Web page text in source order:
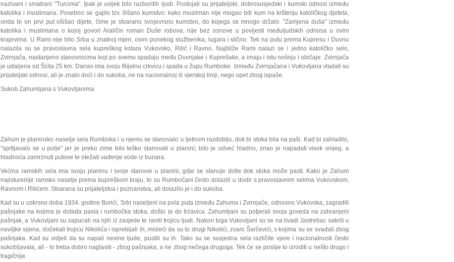
nazivani i smatrani "Turcima". Ipak je uvijek bilo razboritih ljudi. Postojali su prijateljski, dobrosusjedski i kumski odnosi između
katolika i muslimana. Posebno se gajilo tzv. šišano kumstvo: kako musliman nije mogao biti kum na krštenju katoličkog djeteta,
onda bi on prvi put ošišao dijete, čime je stvarano svojevrsno kumstvo, do kojega se mnogo držalo. "Zamjena duša" između
katolika i muslimana o kojoj govori Araličin roman Duše robova, nije bez osnove u povijesti među­ljudskih odnosa u ovim
krajevima. U Rami nije bilo Srba u znatnoj mjeri, osim ponekog službenika, lugara i slično. Tek na putu prema Kupresu i Duv­nu
nalazila su se pravoslavna sela kupreškog kotara Vukovsko, Rilić i Ravno. Najbliže Rami nalazi se i jedno katoličko selo,
Zvirnjača, nasta­njeno stanovnicima koji po svemu spadaju među Duvnjake i Kuprešake, a imaju i istu nošnju i običaje. Zvirnjača
je udaljena od Šćita 25 km. Danas ima svoju filijalnu crkvicu i spada u župu Rumboke. Između Zvirnjačana i Vukovljana vladali su
prijateljski odnosi, ali je znalo doći i do sukoba, ne na nacionalnoj ili vjerskoj liniji, nego opet zbog ispaše.
Sukob Zahumljana s Vukovljanima
Zahum je planinsko naselje sela Rumboka i u njemu se stanovalo u ljetnom razdoblju, dok bi stoka bila na paši. Kad bi zahladilo,
"sprtljavalo se u polje" jer je preko zime bilo teško stanovati u planini; bilo je odveć hladno, znao je napadati visok snijeg, a
hladnoća zamrznuti putove te otežati vađenje vode iz bunara.
Većina ramskih sela ima svoju planinu i svoje stanove u planini, gdje se stanuje dotle dok stoka može pasti. Kako je Zahum
najisturenije ramsko naselje prema kupreškom kraju, to su Rumbočani često dolazili u dodir s pravoslavnim selima Vukovskom,
Ravnom i Rilićem. Stvarana su prijateljstva i poznanstva, ali dolazilo je i do sukoba.
Kad su u uskrsno doba 1934. godine Borići, Srbi naseljeni na pola puta između Zahuma i Zvirnjače, odnosno Vukovska, zagradili
pašnjake na kojima je dotada pasla i rumbočka stoka, došlo je do trzavica. Zahumljani su potjerali svoja goveda na zabranjeni
pašnjak, a Vukovljani su zapucali na njih iz zasjede te ranili trojicu ljudi. Nakon toga Vukovljani su se na livadi Jastrebac sakrili u
naviljke sijena, dočekali trojicu Nikolića i isprebijali ih, misleći da su to drugi Nikolići, zvani Šarčevići, s kojima su se svađali zbog
pašnjaka. Kad su vidjeli da su napali nevine ljude, pustili su ih. Tako su se susjedna sela različite vjere i nacionalnosti često
sukobljavala, ali - to treba dobro naglasiti - zbog pašnjaka, a ne zbog nečega drugoga. Tek će se poslije to izroditi u nešto drugo i
tragičnije.